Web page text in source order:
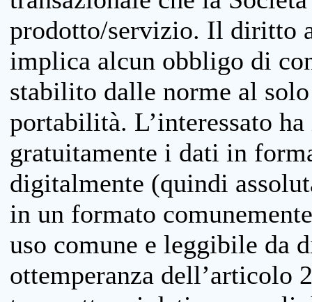
prodotto/servizio. Il diritto
implica alcun obbligo di
stabilito dalle norme al
portabilità. L’interessato
gratuitamente i dati in
digitalmente (quindi
in un formato
uso comune e leggibile da
ottemperanza dell’articolo